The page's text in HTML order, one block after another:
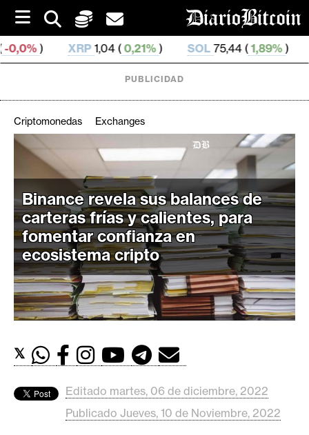
i
p
t
o
1,04 (0,21%) SOL75,44 (1,89%) TRX0,328 732
r
p
t
o
M
e
r
c
o
PUBLICIDAD
Criptomonedas Exchanges
Binance revela sus balances de
carteras frías y calientes, para
fomentar confianza en
ecosistema cripto
𝕏
Editado martes, 06 de diciembre, 2022
Publicado Jueves, 10 de Noviembre, 2022